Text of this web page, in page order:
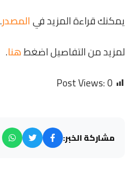
يمكنك قراءة المزيد فيالمصدر.
لمزيد من التفاصيل اضغطهنا.
Post Views:0
مشاركة الخبر: